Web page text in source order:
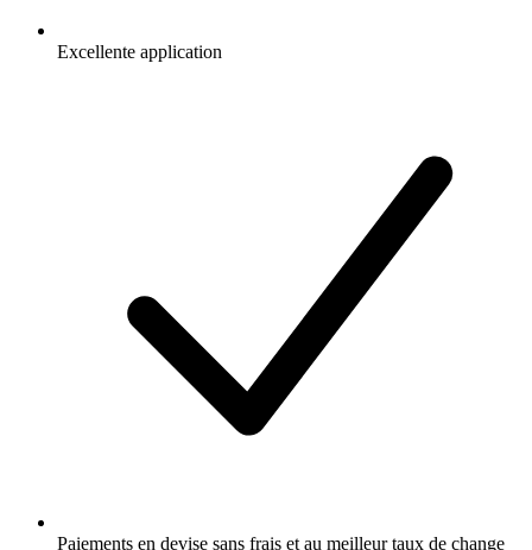
Excellente application
Paiements en devise sans frais et au meilleur taux de change